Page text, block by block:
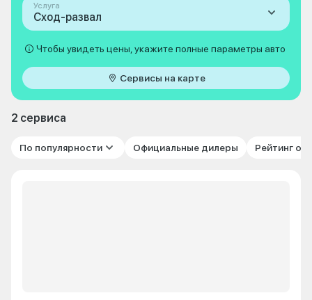
Услуга
Сход-развал
Чтобы увидеть цены, укажите полные параметры авто
Сервисы на карте
2 сервиса
По популярности Официальные дилеры Рейтинг